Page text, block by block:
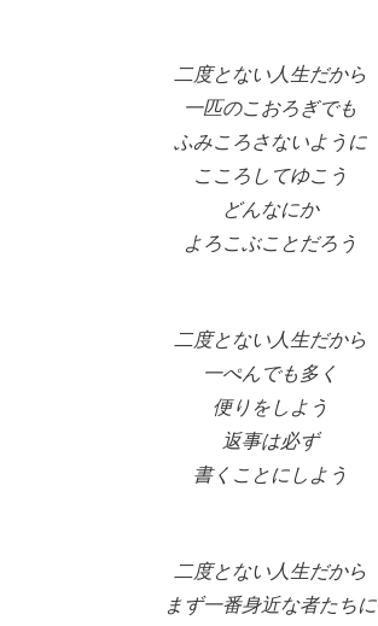
二度とない人生だから
一匹のこおろぎでも
ふみころさないように
こころしてゆこう
どんなにか
よろこぶことだろう
二度とない人生だから
一ぺんでも多く
便りをしよう
返事は必ず
書くことにしよう
二度とない人生だから
まず一番身近な者たちに